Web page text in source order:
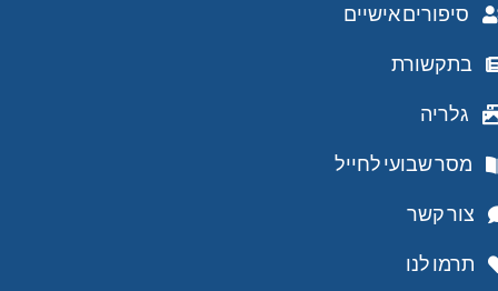
סיפורים אישיים
בתקשורת
גלריה
מסר שבועי לחייל
צור קשר
תרמו לנו